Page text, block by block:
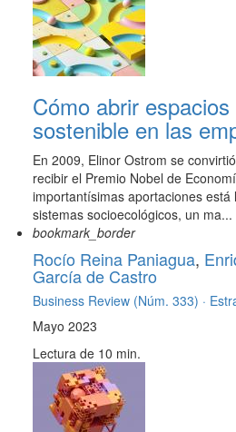
Cómo abrir
sostenible en las
En 2009, Elinor Ostrom se
recibir el Premio Nobel de
importantísimas aportaciones
sistemas socioecológicos, un ma...
bookmark_border
Rocío Reina Paniagua,
García de Castro
Business Review (Núm. 333) ·
Mayo 2023
Lectura de 10 min.